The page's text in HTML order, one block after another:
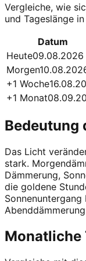
Vergleiche, wie
und Tageslänge
Datum
Heute09.08.2026
Morgen
+1 Woche
+1 Monat
Bedeutung
Das Licht
stark.
Dämmerung,
die goldene
Monatliche